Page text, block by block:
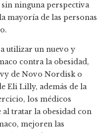
sin ninguna perspectiva
mayoría de las personas
utilizar un nuevo y
contra la obesidad,
de Novo Nordisk o
Eli Lilly, además de la
los médicos
al tratar la obesidad con
mejoren las